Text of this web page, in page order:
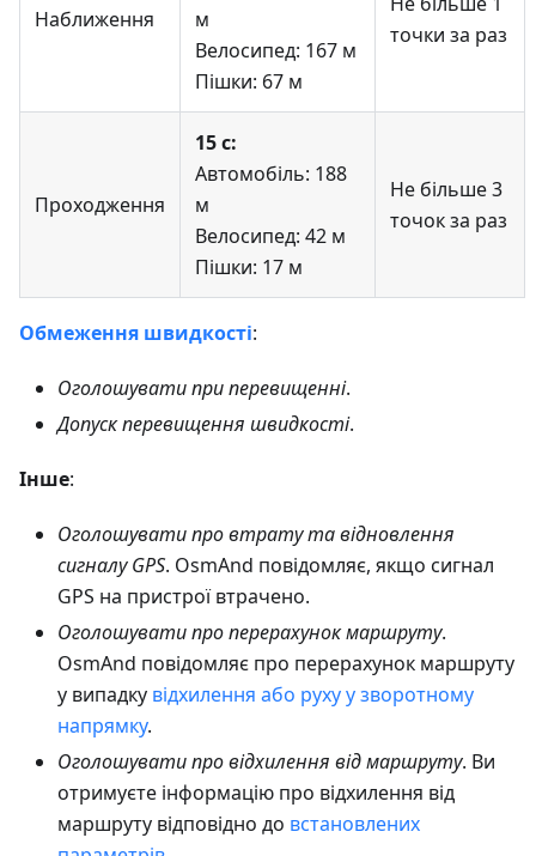
Наближення
м
Велосипед: 167 м
Пішки: 67 м
точки за раз
Проходження
15 с:
Автомобіль: 188
м
Велосипед: 42 м
Пішки: 17 м
Не більше 3
точок за раз
Обмеження швидкості:
Оголошувати при перевищенні.
Допуск перевищення швидкості.
Інше:
Оголошувати про втрату та відновлення
сигналу GPS. OsmAnd повідомляє, якщо сигнал
GPS на пристрої втрачено.
Оголошувати про перерахунок маршруту.
OsmAnd повідомляє про перерахунок маршруту
у випадку відхилення або руху у зворотному
напрямку.
Оголошувати про відхилення від маршруту. Ви
отримуєте інформацію про відхилення від
маршруту відповідно до встановлених